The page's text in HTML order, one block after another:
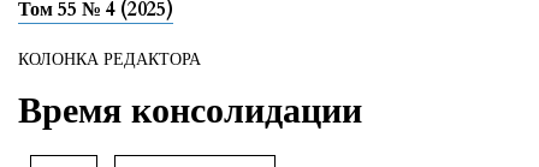
Том 55 № 4 (2025)
КОЛОНКА РЕДАКТОРА
Время консолидации